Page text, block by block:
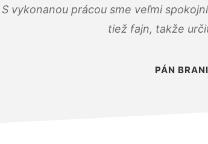
vykonanou prácou sme veľmi
tiež fajn, takže
PÁN